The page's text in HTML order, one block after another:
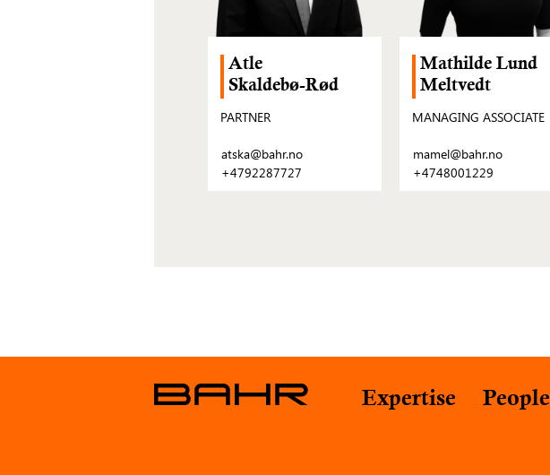
Atle
Skaldebø-Rød
PARTNER
atska@bahr.no
+4792287727
Mathilde Lund
Meltvedt
MANAGING ASSOCIATE
mamel@bahr.no
+4748001229
Expertise People